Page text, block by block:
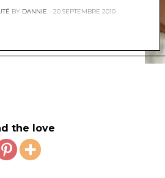
BY DANNIE 20 SEPTEMBRE 2010
the love